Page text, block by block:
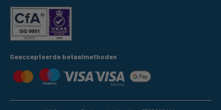
Geaccepteerde betaalmethoden